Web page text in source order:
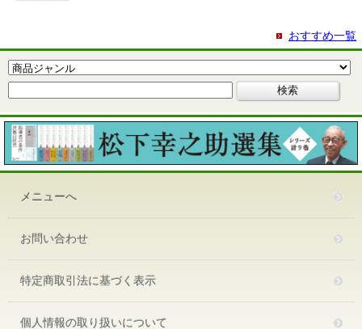
おすすめ一覧
メニューへ
お問い合わせ
特定商取引法に基づく表示
個人情報の取り扱いについて